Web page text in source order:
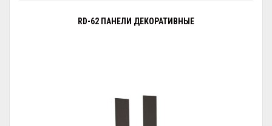
RD-62 ПАНЕЛИ ДЕКОРАТИВНЫЕ